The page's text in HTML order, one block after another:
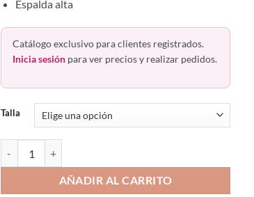
Espalda alta
Catálogo exclusivo para clientes registrados.
Inicia sesión para ver precios y realizar pedidos.
Talla
AÑADIR AL CARRITO